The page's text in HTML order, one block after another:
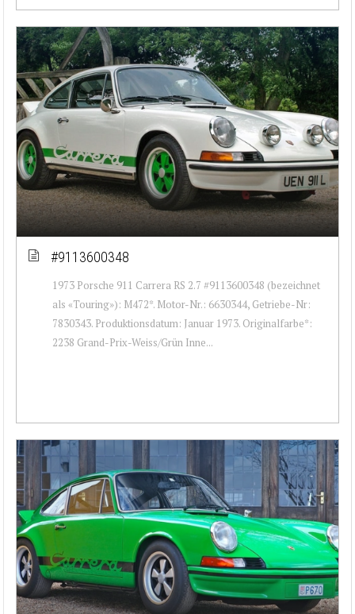
#9113600348
1973 Porsche 911 Carrera RS 2.7 #9113600348 (bezeichnet
als «Touring»): M472*. Motor-Nr.: 6630344, Getriebe-Nr:
7830343. Produktionsdatum: Januar 1973. Originalfarbe*:
2238 Grand-Prix-Weiss/Grün Inne...